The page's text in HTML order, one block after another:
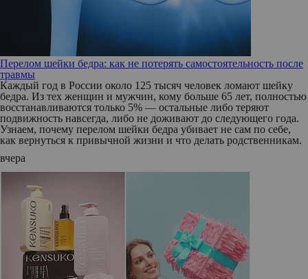
Перелом шейки бедра: как не потерять самостоятельность после
травмы
Каждый год в России около 125 тысяч человек ломают шейку
бедра. Из тех женщин и мужчин, кому больше 65 лет, полностью
восстанавливаются только 5% — остальные либо теряют
подвижность навсегда, либо не доживают до следующего года.
Узнаем, почему перелом шейки бедра убивает не сам по себе,
как вернуться к привычной жизни и что делать родственникам.
вчера